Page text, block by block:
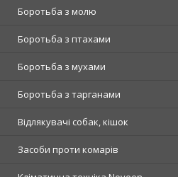
Боротьба з молю
Боротьба з птахами
Боротьба з мухами
Боротьба з тарганами
Відлякувачі собак, кішок
Засоби проти комарів